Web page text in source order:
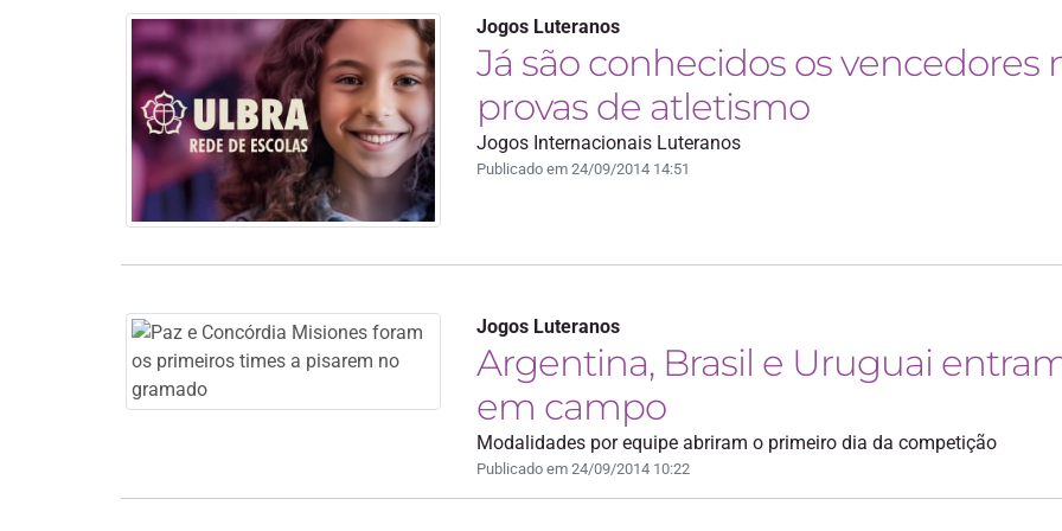
Jogos Luteranos
Já são conhecidos os vencedores
provas de atletismo
Jogos Internacionais Luteranos
Publicado em 24/09/2014 14:51
Jogos Luteranos
Argentina, Brasil e Uruguai
em campo
Modalidades por equipe abriram o primeiro dia da competição
Publicado em 24/09/2014 10:22